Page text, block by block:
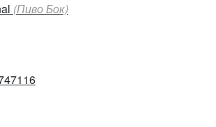
(Пиво Бок)